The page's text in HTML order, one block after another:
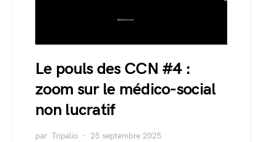
Le pouls des CCN #4 :
zoom sur le médico-social
non lucratif
par Tripalio 25 septembre 2025